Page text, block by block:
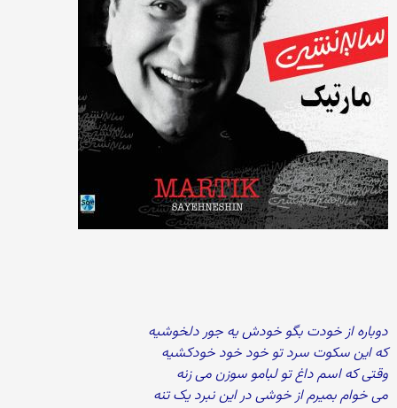
دوباره از خودت بگو خودش یه جور دلخوشیه
که این سکوت سرد تو خود خود خودکشیه
وقتی که اسم داغ تو لبامو سوزن می زنه
می خوام بمیرم از خوشی در این نبرد یک تنه